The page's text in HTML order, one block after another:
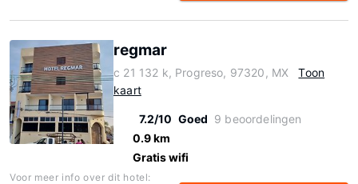
regmar
c 21 132 k, Progreso, 97320, MX
Toon
kaart
7.2/10 Goed 9 beoordelingen
0.9 km
Gratis wifi
Voor meer info over dit hotel: